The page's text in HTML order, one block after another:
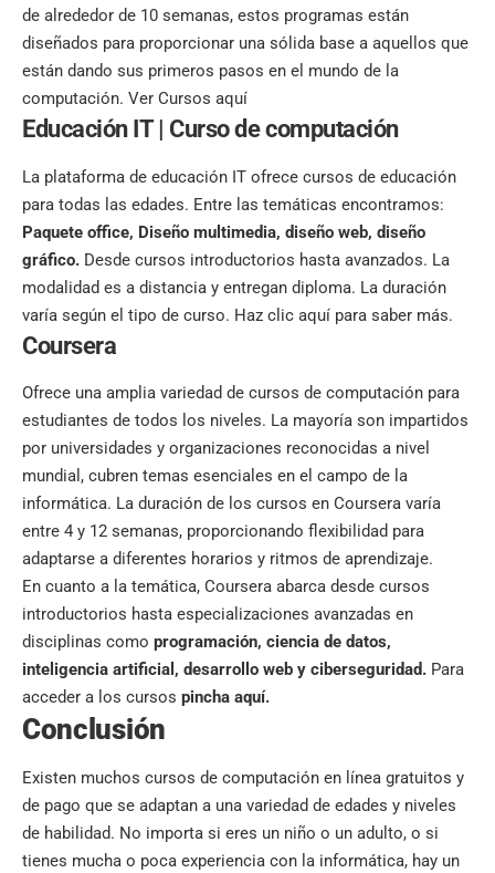
de alrededor de 10 semanas, estos programas están
diseñados para proporcionar una sólida base a aquellos que
están dando sus primeros pasos en el mundo de la
computación. Ver Cursos aquí
Educación IT | Curso de computación
La plataforma de educación IT ofrece cursos de educación
para todas las edades. Entre las temáticas encontramos:
Paquete office, Diseño multimedia, diseño web, diseño
gráfico. Desde cursos introductorios hasta avanzados. La
modalidad es a distancia y entregan diploma. La duración
varía según el tipo de curso. Haz clic aquí para saber más.
Coursera
Ofrece una amplia variedad de cursos de computación para
estudiantes de todos los niveles. La mayoría son impartidos
por universidades y organizaciones reconocidas a nivel
mundial, cubren temas esenciales en el campo de la
informática. La duración de los cursos en Coursera varía
entre 4 y 12 semanas, proporcionando flexibilidad para
adaptarse a diferentes horarios y ritmos de aprendizaje.
En cuanto a la temática, Coursera abarca desde cursos
introductorios hasta especializaciones avanzadas en
disciplinas como programación, ciencia de datos,
inteligencia artificial, desarrollo web y ciberseguridad. Para
acceder a los cursos pincha aquí.
Conclusión
Existen muchos cursos de computación en línea gratuitos y
de pago que se adaptan a una variedad de edades y niveles
de habilidad. No importa si eres un niño o un adulto, o si
tienes mucha o poca experiencia con la informática, hay un